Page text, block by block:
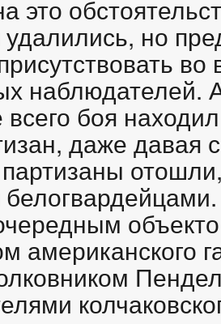
это
но
наблюдателей.
всего боя
даже давая
партизаны
американского